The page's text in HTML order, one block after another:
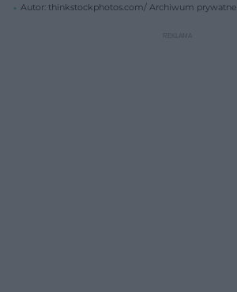
Autor: thinkstockphotos.com/ Archiwum prywatne